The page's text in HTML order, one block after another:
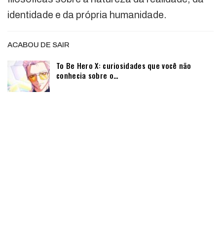
identidade e da própria humanidade.
ACABOU DE SAIR
To Be Hero X: curiosidades que você não
conhecia sobre o…